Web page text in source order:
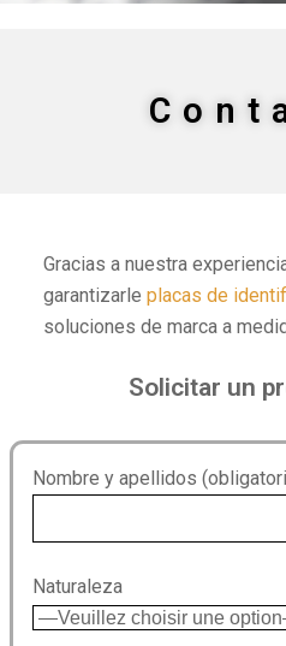
Gracias a nuestra
garantizarle placas de
soluciones de marca a
Solicitar un
Nombre y apellidos
Naturaleza